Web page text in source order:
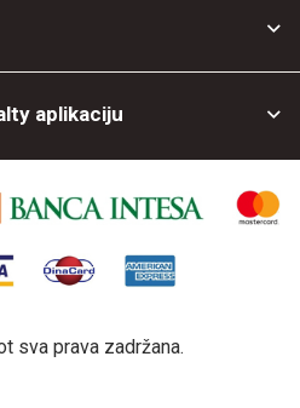
aplikaciju
sva prava zadržana.